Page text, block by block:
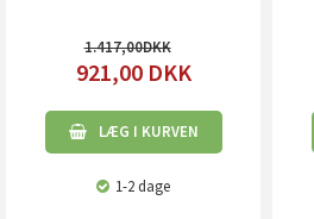
1.417,00
921,00 DKK
LÆG I KURVEN
1-2 dage